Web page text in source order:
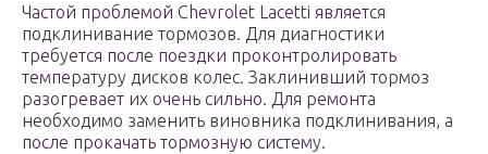
Частой проблемой Chevrolet Lacetti является
подклинивание тормозов. Для диагностики
требуется после поездки проконтролировать
температуру дисков колес. Заклинивший тормоз
разогревает их очень сильно. Для ремонта
необходимо заменить виновника подклинивания, а
после прокачать тормозную систему.